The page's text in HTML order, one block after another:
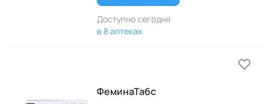
Доступно сегодня
в 8 аптеках
ФеминаТабс